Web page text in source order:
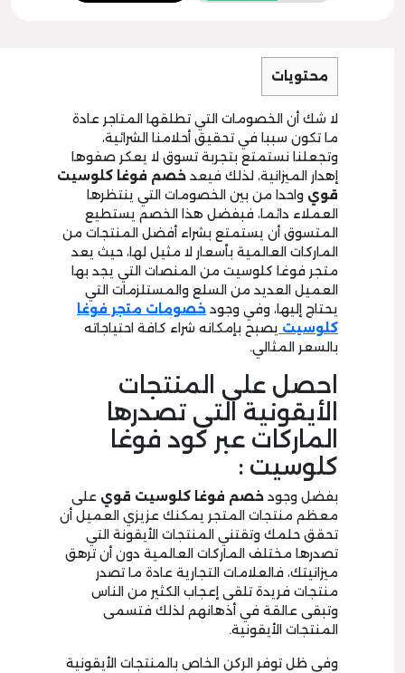
محتويات
لا شك أن الخصومات التي تطلقها المتاجر عادة
ما تكون سببا في تحقيق أحلامنا الشرائية،
وتجعلنا نستمتع بتجربة تسوق لا يعكر صفوها
إهدار الميزانية، لذلك فيعد خصم فوغا كلوسيت
قوي واحدا من بين الخصومات التي ينتظرها
العملاء دائما، فبفضل هذا الخصم يستطيع
المتسوق أن يستمتع بشراء أفضل المنتجات من
الماركات العالمية بأسعار لا مثيل لها، حيث يعد
متجر فوغا كلوسيت من المنصات التي يجد بها
العميل العديد من السلع والمستلزمات التي
يحتاج إليها، وفي وجود خصومات متجر فوغا
كلوسيت يصبح بإمكانه شراء كافة احتياجاته
بالسعر المثالي.
احصل على المنتجات
الأيقونية التي تصدرها
الماركات عبر كود فوغا
كلوسيت :
بفضل وجود خصم فوغا كلوسيت قوي على
معظم منتجات المتجر يمكنك عزيزي العميل أن
تحقق حلمك وتقتني المنتجات الأيقونة التي
تصدرها مختلف الماركات العالمية دون أن ترهق
ميزانيتك، فالعلامات التجارية عادة ما تصدر
منتجات فريدة تلقى إعجاب الكثير من الناس
وتبقى عالقة في أذهانهم لذلك فتسمى
المنتجات الأيقونية.
وفي ظل توفر الركن الخاص بالمنتجات الأيقونية